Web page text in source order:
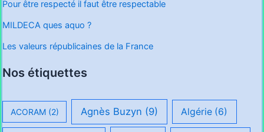
Pour être respecté il faut être respectable
MILDECA ques aquo ?
Les valeurs républicaines de la France
Nos étiquettes
ACORAM(2) Agnès Buzyn (9) Algérie (6)